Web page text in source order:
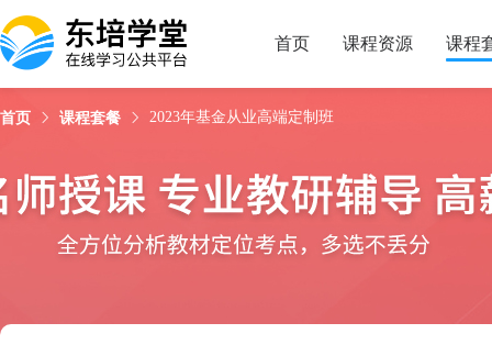
首页 课程资源 课程
首页 课程套餐 2023年基金从业高端定制班
课程简介 课程目录